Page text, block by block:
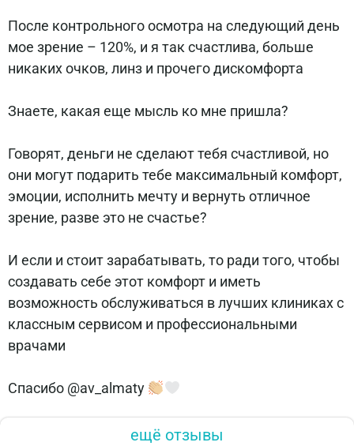
После контрольного осмотра на следующий день
мое зрение – 120%, и я так счастлива, больше
никаких очков, линз и прочего дискомфорта
Знаете, какая еще мысль ко мне пришла?
Говорят, деньги не сделают тебя счастливой, но
они могут подарить тебе максимальный комфорт,
эмоции, исполнить мечту и вернуть отличное
зрение, разве это не счастье?
И если и стоит зарабатывать, то ради того, чтобы
создавать себе этот комфорт и иметь
возможность обслуживаться в лучших клиниках с
классным сервисом и профессиональными
врачами
Спасибо @av_almaty
ещё отзывы